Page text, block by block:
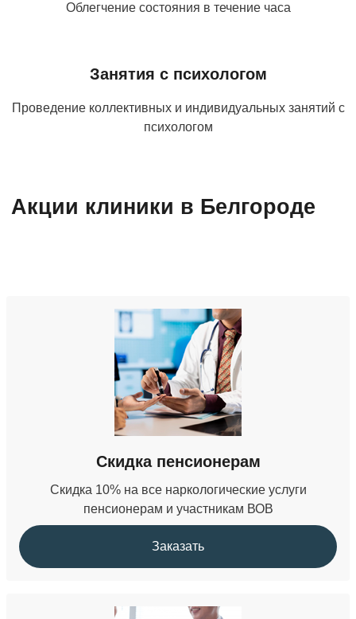
Облегчение состояния в течение часа
Занятия с психологом
Проведение коллективных и индивидуальных занятий с
психологом
Акции клиники в Белгороде
Скидка пенсионерам
Скидка 10% на все наркологические услуги
пенсионерам и участникам ВОВ
Заказать